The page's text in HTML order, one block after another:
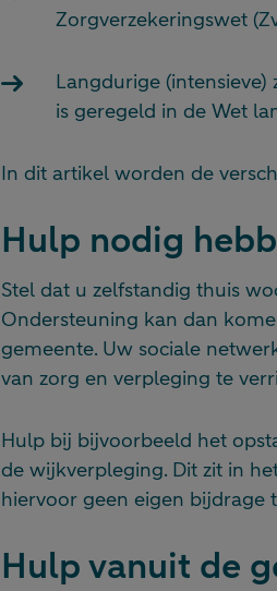
Zorgverzekeringswet
Langdurige
is geregeld in de Wet
In dit artikel worden de
Hulp nodig
Stel dat u zelfstandig thuis
Ondersteuning kan dan
gemeente. Uw sociale
van zorg en verpleging te
Hulp bij bijvoorbeeld het
de wijkverpleging. Dit zit in
hiervoor geen eigen bijdrage
Hulp vanuit de